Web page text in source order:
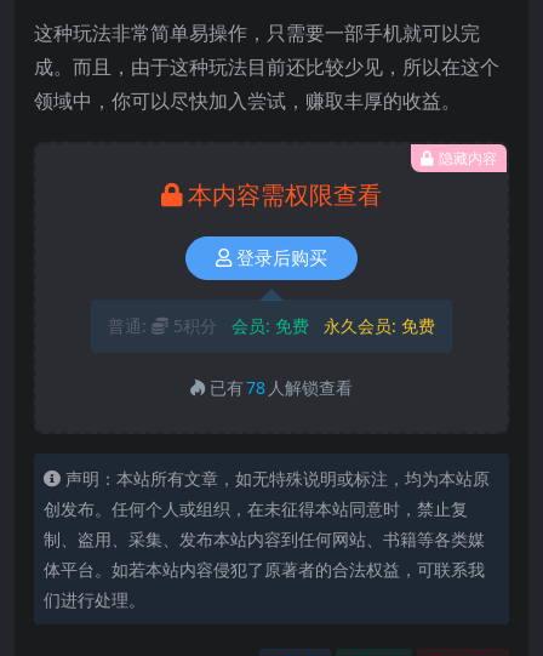
这种玩法非常简单易操作，只需要一部手机就可以完
成。而且，由于这种玩法目前还比较少见，所以在这个
领域中，你可以尽快加入尝试，赚取丰厚的收益。
隐藏内容
本内容需权限查看
登录后购买
普通: 5积分 会员: 免费 永久会员: 免费
已有78 人解锁查看
声明：本站所有文章，如无特殊说明或标注，均为本站原
创发布。任何个人或组织，在未征得本站同意时，禁止复
制、盗用、采集、发布本站内容到任何网站、书籍等各类媒
体平台。如若本站内容侵犯了原著者的合法权益，可联系我
们进行处理。